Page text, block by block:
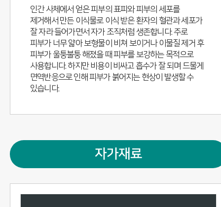
인간 사체에서 얻은 피부의 표피와 피부의 세포를
제거해서 만든 이식물로 이식 받은 환자의 혈관과 세포가
잘 자라 들어가면서 자가 조직처럼 생존합니다. 주로
피부가 너무 얇아 보형물이 비쳐 보이거나 이물질 제거 후
피부가 울퉁불퉁 해졌을 때 피부를 보강하는 목적으로
사용합니다. 하지만 비용이 비싸고 흡수가 잘 되며 드물게
면역반응으로 인해 피부가 붉어지는 현상이 발생할 수
있습니다.
자가재료